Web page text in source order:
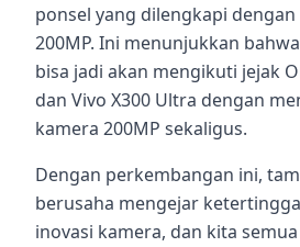
ponsel yang dilengkapi
200MP. Ini menunjukkan
bisa jadi akan mengikuti jejak
dan Vivo X300 Ultra dengan
kamera 200MP sekaligus.
Dengan perkembangan ini,
berusaha mengejar
inovasi kamera, dan kita